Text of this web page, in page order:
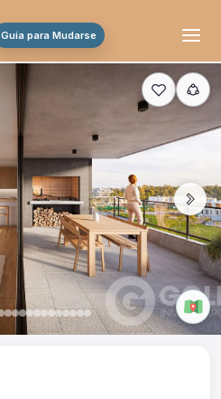
Guia para Mudarse